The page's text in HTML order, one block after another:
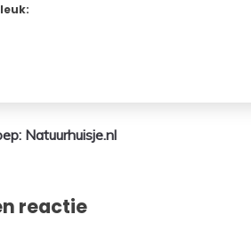
Natuurhuisje.nl
reactie